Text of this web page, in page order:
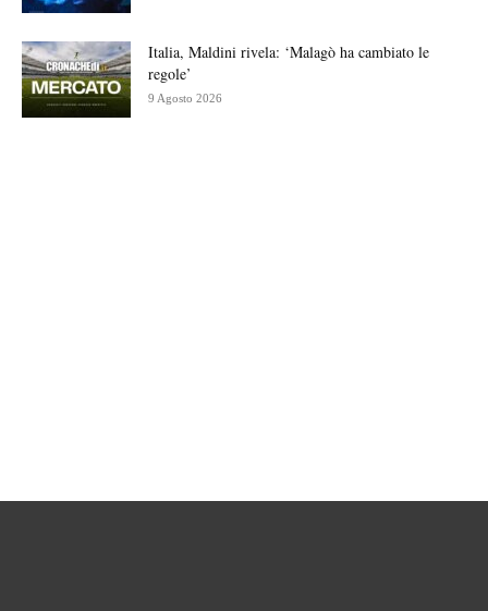
Italia, Maldini rivela: ‘Malagò ha cambiato le
regole’
9 Agosto 2026